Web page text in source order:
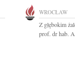
WROCŁAW
Z głębokim
prof. dr hab.